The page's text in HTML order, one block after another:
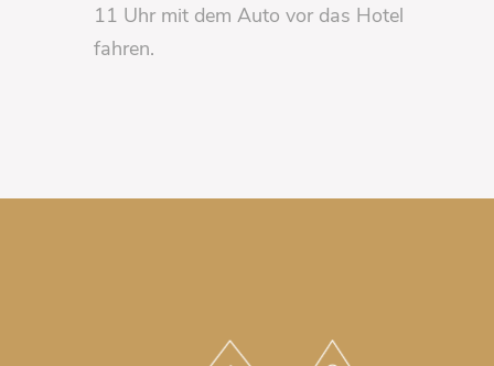
11 Uhr mit dem Auto vor das Hotel
fahren.